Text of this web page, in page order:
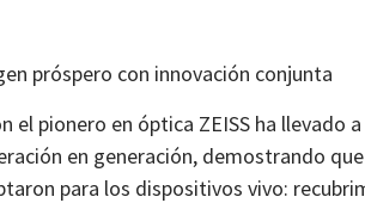
próspero con innovación conjunta
el pionero en óptica ZEISS ha llevado
en generación, demostrando
para los dispositivos vivo: